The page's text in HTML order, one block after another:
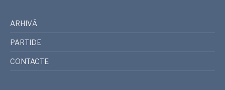
ARHIVĂ
PARTIDE
CONTACTE